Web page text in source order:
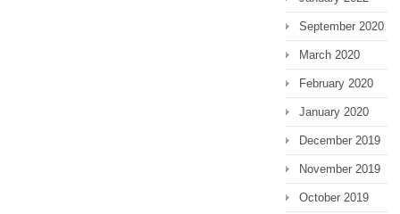
September 2020
March 2020
February 2020
January 2020
December 2019
November 2019
October 2019